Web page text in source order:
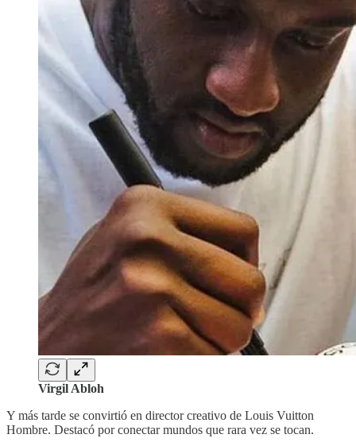
Virgil Abloh
Y más tarde se convirtió en director creativo de Louis Vuitton
Hombre. Destacó por conectar mundos que rara vez se tocan.